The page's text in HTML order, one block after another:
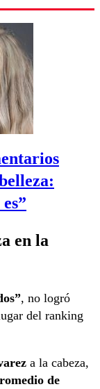
en la
, no logró
del ranking
a la cabeza,
de